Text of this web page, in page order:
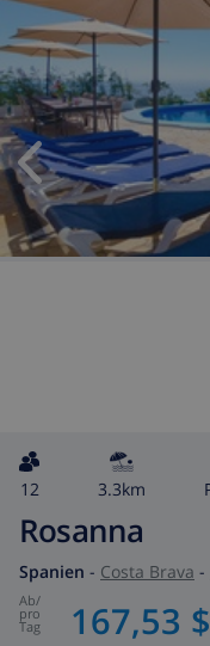
12 3.3km
Rosanna
Spanien - Costa Brava -
ab/
pro
Tag 167,53 $